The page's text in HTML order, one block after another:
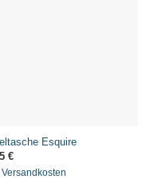
Esquire
€
Versandkosten